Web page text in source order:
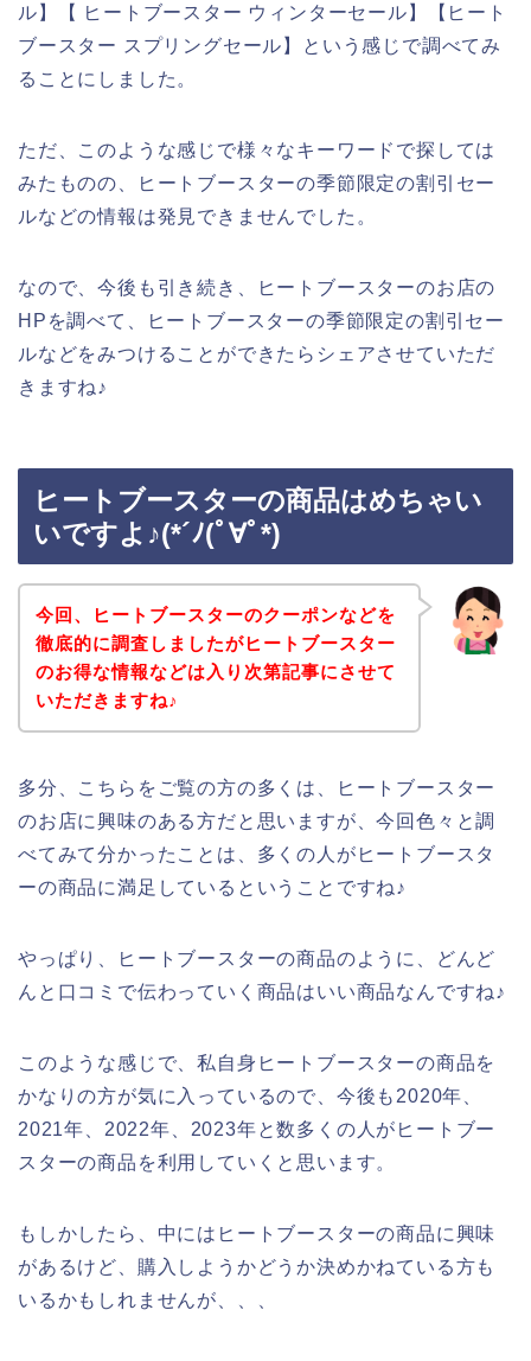
ル】【 ヒートブースター ウィンターセール】【ヒート
ブースター スプリングセール】という感じで調べてみ
ることにしました。
ただ、このような感じで様々なキーワードで探しては
みたものの、ヒートブースターの季節限定の割引セー
ルなどの情報は発見できませんでした。
なので、今後も引き続き、ヒートブースターのお店の
HPを調べて、ヒートブースターの季節限定の割引セー
ルなどをみつけることができたらシェアさせていただ
きますね♪
ヒートブースターの商品はめちゃい
いですよ♪(*´ﾉ(ﾟ∀ﾟ*)
今回、ヒートブースターのクーポンなどを
徹底的に調査しましたがヒートブースター
のお得な情報などは入り次第記事にさせて
いただきますね♪
多分、こちらをご覧の方の多くは、ヒートブースター
のお店に興味のある方だと思いますが、今回色々と調
べてみて分かったことは、多くの人がヒートブースタ
ーの商品に満足しているということですね♪
やっぱり、ヒートブースターの商品のように、どんど
んと口コミで伝わっていく商品はいい商品なんですね♪
このような感じで、私自身ヒートブースターの商品を
かなりの方が気に入っているので、今後も2020年、
2021年、2022年、2023年と数多くの人がヒートブー
スターの商品を利用していくと思います。
もしかしたら、中にはヒートブースターの商品に興味
があるけど、購入しようかどうか決めかねている方も
いるかもしれませんが、、、